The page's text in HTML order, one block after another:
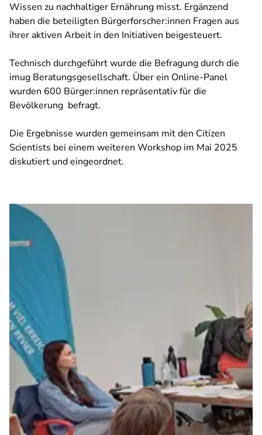
Wissen zu nachhaltiger Ernährung misst. Ergänzend
haben die beteiligten Bürgerforscher:innen Fragen aus
ihrer aktiven Arbeit in den Initiativen beigesteuert.
Technisch durchgeführt wurde die Befragung durch die
imug Beratungsgesellschaft. Über ein Online-Panel
wurden 600 Bürger:innen repräsentativ für die
Bevölkerung befragt.
Die Ergebnisse wurden gemeinsam mit den Citizen
Scientists bei einem weiteren Workshop im Mai 2025
diskutiert und eingeordnet.